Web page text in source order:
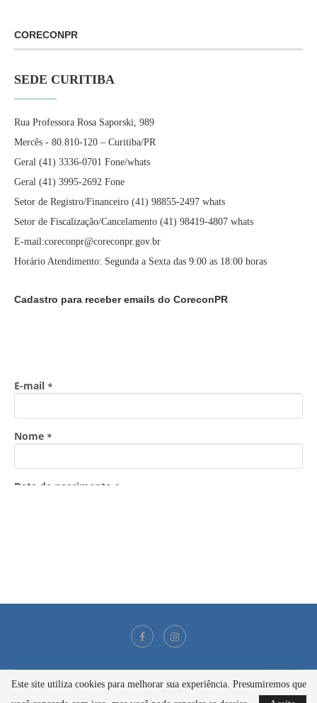
CORECONPR
SEDE CURITIBA
Rua Professora Rosa Saporski, 989
Mercês - 80.810-120 – Curitiba/PR
Geral (41) 3336-0701 Fone/whats
Geral (41) 3995-2692 Fone
Setor de Registro/Financeiro (41) 98855-2497 whats
Setor de Fiscalização/Cancelamento (41) 98419-4807 whats
E-mail:coreconpr@coreconpr.gov.br
Horário Atendimento: Segunda a Sexta das 9:00 as 18:00 horas
Cadastro para receber emails do CoreconPR
@2021 - Todos os direitos reservados
Este site utiliza cookies para melhorar sua experiência. Presumiremos que